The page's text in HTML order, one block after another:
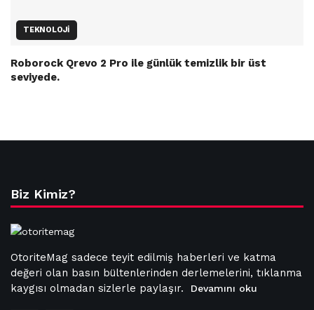
TEKNOLOJI
Roborock Qrevo 2 Pro ile günlük temizlik bir üst
seviyede.
Biz Kimiz?
OtoriteMag sadece teyit edilmiş haberleri ve katma
değeri olan basın bültenlerinden derlemelerini, tıklanma
kaygısı olmadan sizlerle paylaşır.
Devamını oku